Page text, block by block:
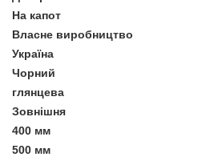
На капот
Власне виробництво
Україна
Чорний
глянцева
Зовнішня
400 мм
500 мм